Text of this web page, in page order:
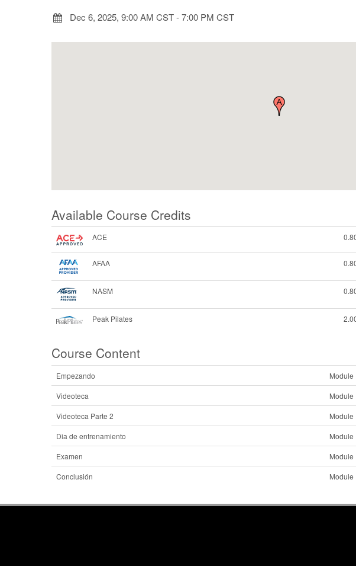
Dec 6, 2025, 9:00 AM CST-7:00 PM CST
Available Course Credits
ACE
AFAA
NASM
Peak Pilates
Course Content
Empezando
Module
Videoteca
Module
Videoteca Parte 2
Module
Dia de entrenamiento
Module
Examen
Module
Conclusión
Module